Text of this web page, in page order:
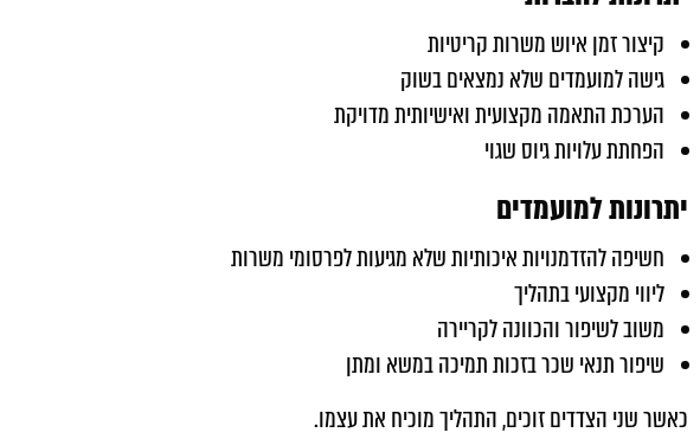
קיצור זמן איוש משרות קריטיות
גישה למועמדים שלא נמצאים בשוק
הערכת התאמה מקצועית ואישיותית מדויקת
הפחתת עלויות גיוס שגוי
יתרונות למועמדים
חשיפה להזדמנויות איכותיות שלא מגיעות לפרסומי משרות
ליווי מקצועי בתהליך
משוב לשיפור והכוונה לקריירה
שיפור תנאי שכר בזכות תמיכה במשא ומתן
כאשר שני הצדדים זוכים, התהליך מוכיח את עצמו.